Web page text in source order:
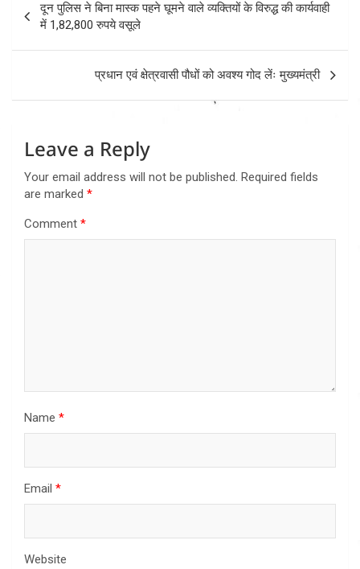
navigation
दून पुलिस ने बिना मास्क पहने घूमने वाले व्यक्तियों के विरुद्ध की कार्यवाही
में 1,82,800 रुपये वसूले
प्रधान एवं क्षेत्रवासी पौधों को अवश्य गोद लेंः मुख्यमंत्री
Leave a Reply
Your email address will not be published. Required fields
are marked *
Comment *
Name *
Email *
Website